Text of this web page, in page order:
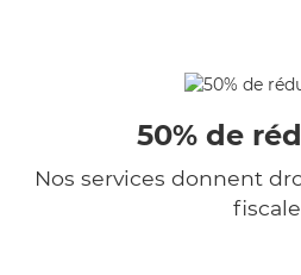
50% de
Nos services donnent
fiscale